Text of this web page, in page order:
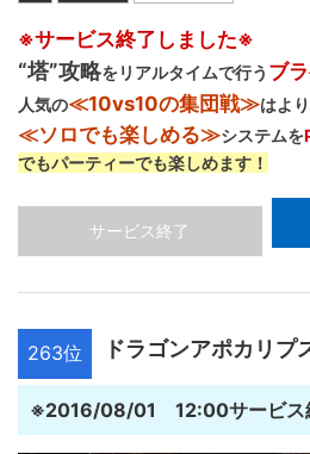
※サービス終了しました※
“塔”攻略をリアルタイムで行う ブ
人気の≪10vs10の集団戦≫はより
≪ソロでも楽しめる≫システムを
でもパーティーでも楽しめます！
サービス終了
263位 ドラゴンアポカリプ
※2016/08/01 12:00サービス